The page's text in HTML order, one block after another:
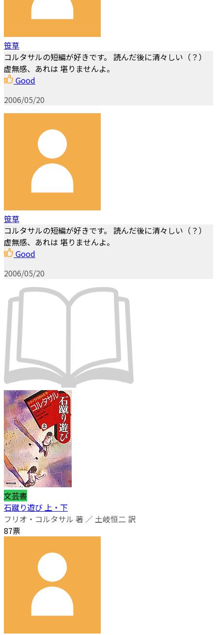
笹草
コルタサルの短編が好きです。 読んだ後に清々しい（？）
虚無感、あれは 堪りませんよ。
Good
2006/05/20
笹草
コルタサルの短編が好きです。 読んだ後に清々しい（？）
虚無感、あれは 堪りませんよ。
Good
2006/05/20
文芸書
石蹴り遊び 上・下
フリオ・コルタサル 著 ／ 土岐恒二 訳
87票